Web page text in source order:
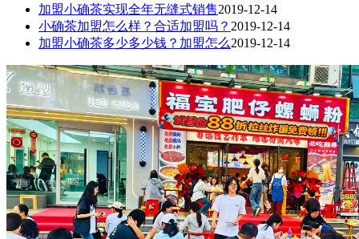
加盟小确茶实现全年无缝式销售2019-12-14
小确茶加盟怎么样？合适加盟吗？ 2019-12-14
加盟小确茶多少多少钱？加盟怎么2019-12-14